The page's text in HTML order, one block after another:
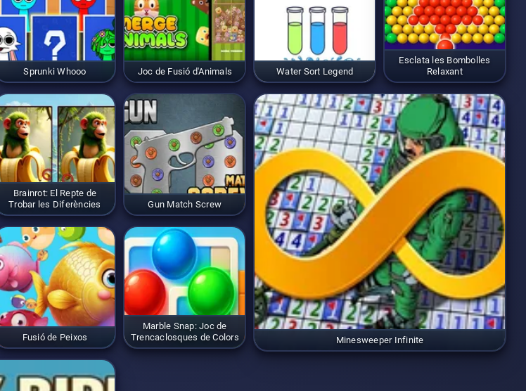
Sprunki Whooo Joc de Fusió d'Animals Water Sort Legend
Esclata les Bombolles
Relaxant
Brainrot: El Repte de
Trobar les Diferències
Gun Match Screw
Minesweeper Infinite
Fusió de Peixos
Marble Snap: Joc de
Trencaclosques de Colors